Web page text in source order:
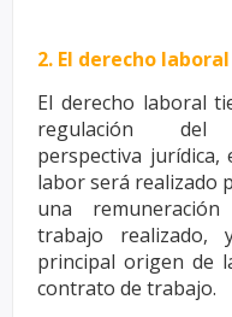
2. El derecho
El derecho laboral
regulación
perspectiva jurídica,
labor será realizado
una
trabajo realizado,
principal origen de
contrato de trabajo.